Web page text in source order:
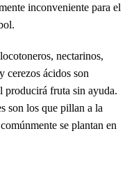
inconveniente para el
nectarinos,
cerezos ácidos son
producirá fruta sin ayuda.
son los que pillan a la
se plantan en